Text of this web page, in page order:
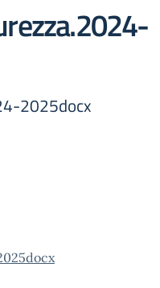
2025docx